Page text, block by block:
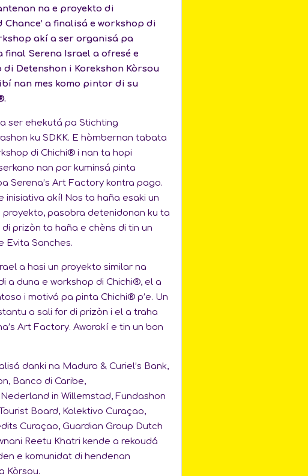
na e proyekto di
Chance’ a finalisá e workshop di
akí a ser organisá pa
final Serena Israel a ofresé e
Detenshon i Korekshon Kòrsou
nan mes komo pintor di su
ser ehekutá pa Stichting
ku SDKK. E hòmbernan tabata
di Chichi® i nan ta hopi
nan por kuminsá pinta
Serena’s Art Factory kontra pago.
inisiativa akí! Nos ta haña esaki un
proyekto, pasobra detenidonan ku ta
prizòn ta haña e chèns di tin un
Evita Sanches.
a hasi un proyekto similar na
a duna e workshop di Chichi®, el a
i motivá pa pinta Chichi® p’e. Un
a sali for di prizòn i el a traha
Art Factory. Aworakí e tin un bon
danki na Maduro & Curiel’s Bank,
Banco di Caribe,
in Willemstad, Fundashon
Board, Kolektivo Curaçao,
Curaçao, Guardian Group Dutch
Reetu Khatri kende a rekoudá
e komunidat di hendenan
Kòrsou.